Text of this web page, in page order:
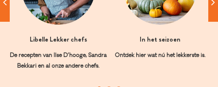
Libelle Lekker chefs
De recepten van Ilse D’hooge, Sandra
Bekkari en al onze andere chefs.
In het seizoen
Ontdek hier wat nú het lekkerste is.